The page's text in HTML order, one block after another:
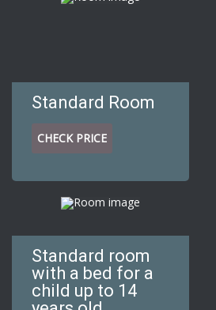
Standard Room
CHECK PRICE
Standard room
with a bed for a
child up to 14